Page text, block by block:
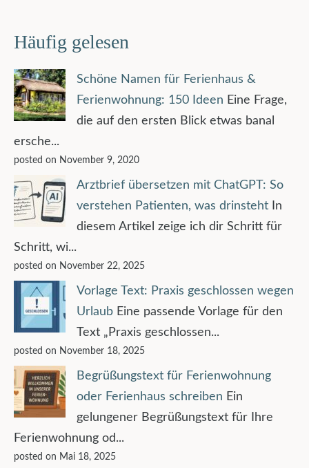
Häufig gelesen
Schöne Namen für Ferienhaus &
Ferienwohnung: 150 Ideen Eine Frage,
die auf den ersten Blick etwas banal
ersche...
posted on November 9, 2020
Arztbrief übersetzen mit ChatGPT: So
verstehen Patienten, was drinsteht
In
diesem Artikel zeige ich dir Schritt für
Schritt, wi...
posted on November 22, 2025
Vorlage Text: Praxis geschlossen wegen
Urlaub Eine passende Vorlage für den
Text „Praxis geschlossen...
posted on November 18, 2025
Begrüßungstext für Ferienwohnung
oder Ferienhaus schreiben Ein
gelungener Begrüßungstext für Ihre
Ferienwohnung od...
posted on Mai 18, 2025